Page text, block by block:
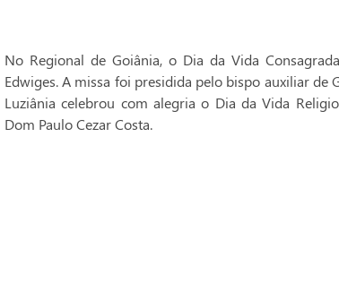
No Regional de Goiânia, o Dia da Vida
Edwiges. A missa foi presidida pelo bispo auxiliar de
Luziânia celebrou com alegria o Dia da Vida
Dom Paulo Cezar Costa.